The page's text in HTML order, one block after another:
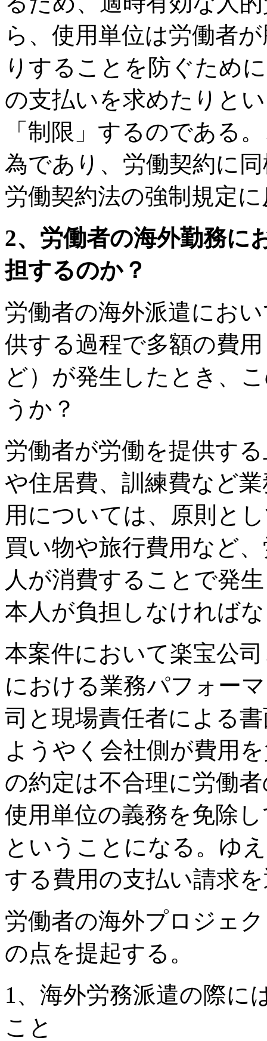
ら、使用単位は労働者
りすることを防ぐため
の支払いを求めたりと
「制限」するのである
為であり、労働契約に
労働契約法の強制規定
2、労働者の海外勤務に
担するのか？
労働者の海外派遣にお
供する過程で多額の費
ど）が発生したとき、
うか？
労働者が労働を提供す
や住居費、訓練費など
用については、原則と
買い物や旅行費用など
人が消費することで発
本人が負担しなければ
本案件において楽宝公
における業務パフォー
司と現場責任者による
ようやく会社側が費用
の約定は不合理に労働
使用単位の義務を免除
ということになる。ゆ
する費用の支払い請求
労働者の海外プロジェ
の点を提起する。
1、海外労務派遣の際に
こと